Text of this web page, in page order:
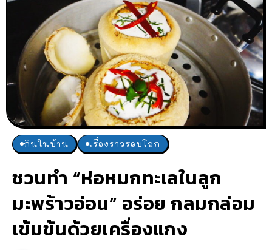
กินในบ้าน เรื่องราวรอบโลก
ชวนทำ “ห่อหมกทะเลในลูก
มะพร้าวอ่อน” อร่อย กลมกล่อม
เข้มข้นด้วยเครื่องแกง